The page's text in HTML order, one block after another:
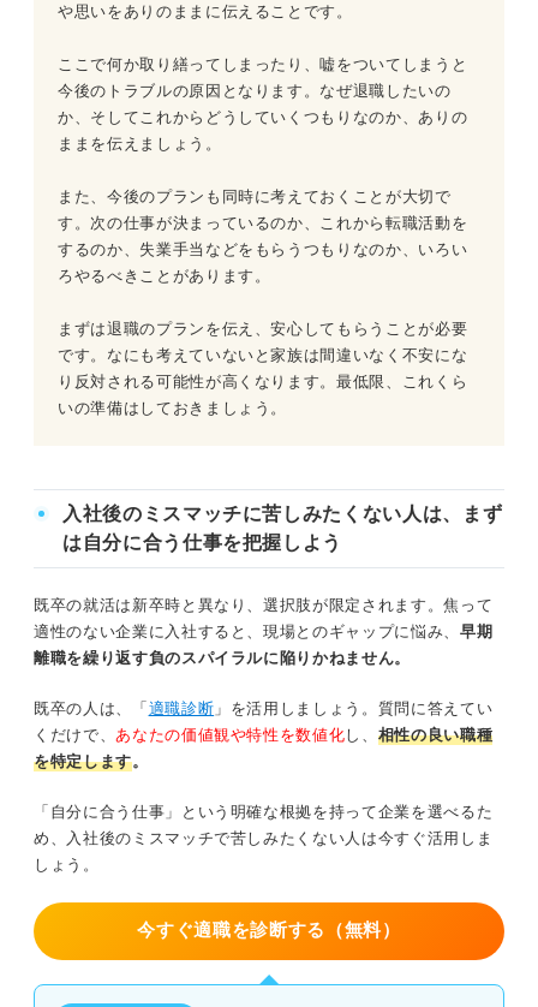
や思いをありのままに伝えることです。
ここで何か取り繕ってしまったり、嘘をついてしまうと
今後のトラブルの原因となります。なぜ退職したいの
か、そしてこれからどうしていくつもりなのか、ありの
ままを伝えましょう。
また、今後のプランも同時に考えておくことが大切で
す。次の仕事が決まっているのか、これから転職活動を
するのか、失業手当などをもらうつもりなのか、いろい
ろやるべきことがあります。
まずは退職のプランを伝え、安心してもらうことが必要
です。なにも考えていないと家族は間違いなく不安にな
り反対される可能性が高くなります。最低限、これくら
いの準備はしておきましょう。
入社後のミスマッチに苦しみたくない人は、まず
は自分に合う仕事を把握しよう
既卒の就活は新卒時と異なり、選択肢が限定されます。焦って
適性のない企業に入社すると、現場とのギャップに悩み、 早期
離職を繰り返す負のスパイラルに陥りかねません。
既卒の人は、「適職診断 」を活用しましょう。質問に答えてい
くだけで、 あなたの価値観や特性を数値化し、 相性の良い職種
を特定します。
「自分に合う仕事」という明確な根拠を持って企業を選べるた
め、入社後のミスマッチで苦しみたくない人は今すぐ活用しま
しょう。
今すぐ適職を診断する（無料）